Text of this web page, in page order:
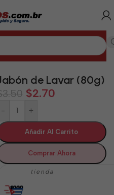
Personal Pinar del Río
de Lavar (80g)
3.50 $2.70
- +
Añadir Al Carrito
Comprar Ahora
tienda